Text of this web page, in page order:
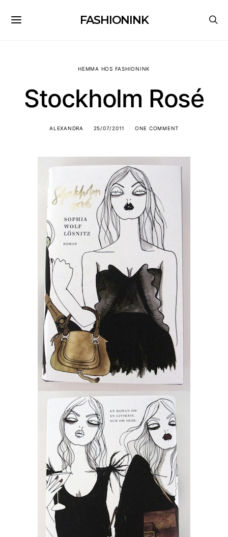
FASHIONINK
HEMMA HOS FASHIONINK
Stockholm Rosé
ALEXANDRA 25/07/2011 ONE COMMENT